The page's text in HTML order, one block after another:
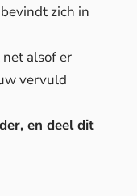
zich in
alsof er
vervuld
en deel dit